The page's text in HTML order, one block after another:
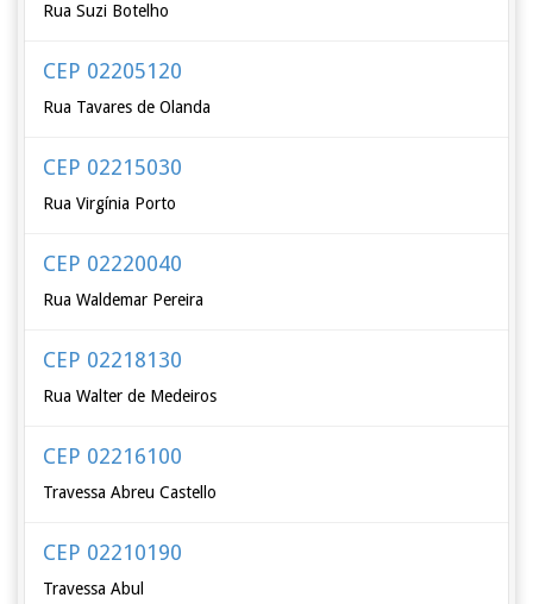
Rua Suzi Botelho
CEP 02205120
Rua Tavares de Olanda
CEP 02215030
Rua Virgínia Porto
CEP 02220040
Rua Waldemar Pereira
CEP 02218130
Rua Walter de Medeiros
CEP 02216100
Travessa Abreu Castello
CEP 02210190
Travessa Abul